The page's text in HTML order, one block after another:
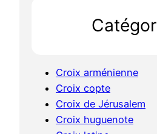
Croix arménienne
Croix copte
Croix de Jérusalem
Croix huguenote